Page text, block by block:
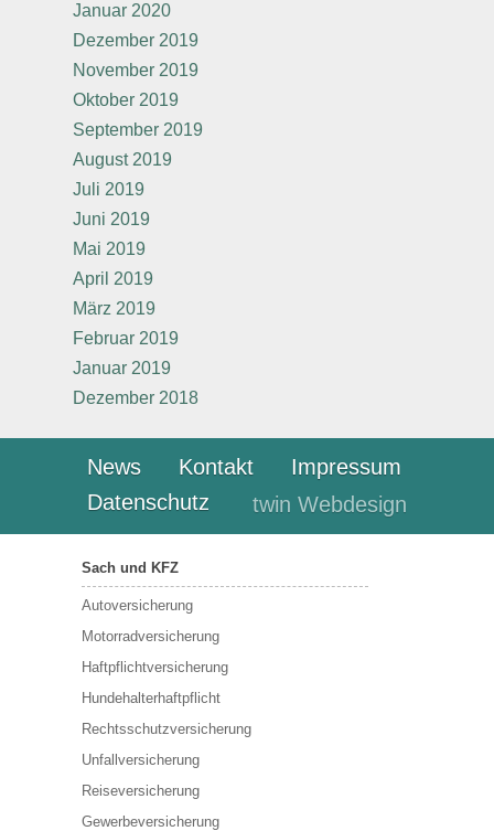
Januar 2020
Dezember 2019
November 2019
Oktober 2019
September 2019
August 2019
Juli 2019
Juni 2019
Mai 2019
April 2019
März 2019
Februar 2019
Januar 2019
Dezember 2018
News Kontakt
Impressum
Datenschutz
twin Webdesign
Sach und KFZ
Autoversicherung
Motorradversicherung
Haftpflichtversicherung
Hundehalterhaftpflicht
Rechtsschutzversicherung
Unfallversicherung
Reiseversicherung
Gewerbeversicherung